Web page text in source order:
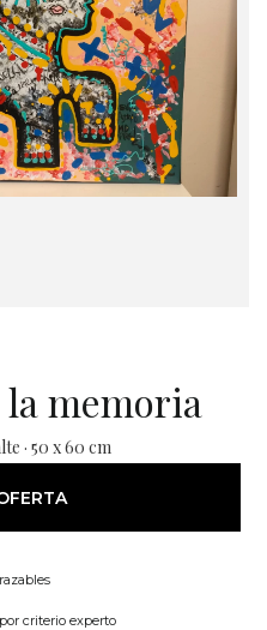
la memoria
· 50 x 60 cm
criterio experto